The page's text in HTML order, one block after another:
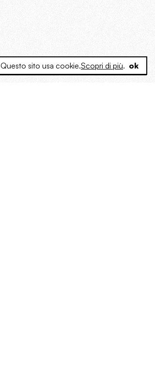
Questo sito usa cookie.Scopri di più. ok